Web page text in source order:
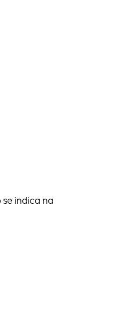
se indica na